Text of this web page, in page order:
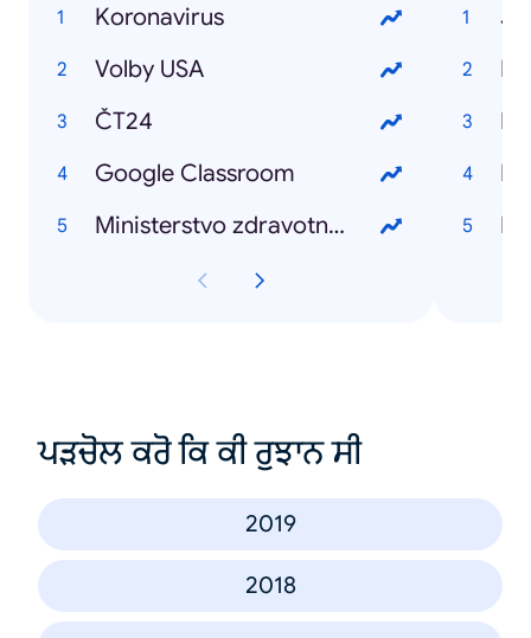
Koronavirus
Volby USA
ČT24
Google Classroom
Ministerstvo zdravotnictví
ਪੜਚੋਲ ਕਰੋ ਕਿ ਕੀ ਰੁਝਾਨ ਸੀ
2019
2018